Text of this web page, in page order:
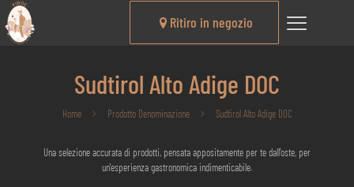
Ritiro in negozio
Sudtirol Alto Adige DOC
Home Prodotto Denominazione Sudtirol Alto Adige DOC
Una selezione accurata di prodotti, pensata appositamente per te dall'oste, per
un'esperienza gastronomica indimenticabile.